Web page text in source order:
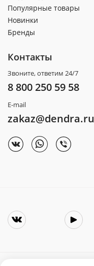
Популярные товары
Новинки
Бренды
Контакты
Звоните, ответим 24/7
8 800 250 59 58
E-mail
zakaz@dendra.ru